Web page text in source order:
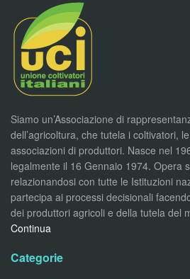
Siamo un’Associazione di
dell’agricoltura, che tutela i coltivatori,
associazioni di produttori. Nasce nel
legalmente il 16 Gennaio 1974. Opera
relazionandosi con tutte le Istituzioni
partecipa ai processi decisionali
dei produttori agricoli e della tutela del
Continua
Categorie